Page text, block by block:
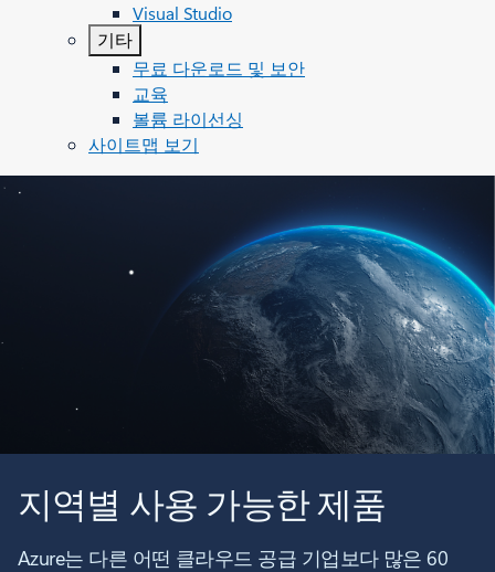
Visual Studio
기타
무료 다운로드 및 보안
교육
볼륨 라이선싱
사이트맵 보기
지역별 사용 가능한 제품
Azure는 다른 어떤 클라우드 공급 기업보다 많은 60